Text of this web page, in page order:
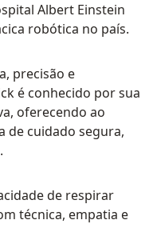
Albert Einstein
robótica no país.
precisão e
é conhecido por sua
oferecendo ao
de cuidado segura,
de respirar
técnica, empatia e